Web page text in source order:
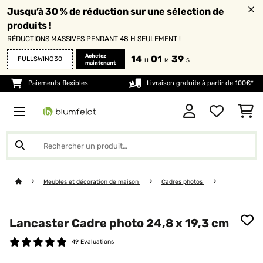
Jusqu’à 30 % de réduction sur une sélection de
produits !
RÉDUCTIONS MASSIVES PENDANT 48 H SEULEMENT !
FULLSWING30
Achetez
maintenant
14 H 01 M 38 S
Paiements flexibles Livraison gratuite à partir de 100€*
Meubles et décoration de maison Cadres photos
Lancaster Cadre photo 24,8 x 19,3 cm
49 Evaluations